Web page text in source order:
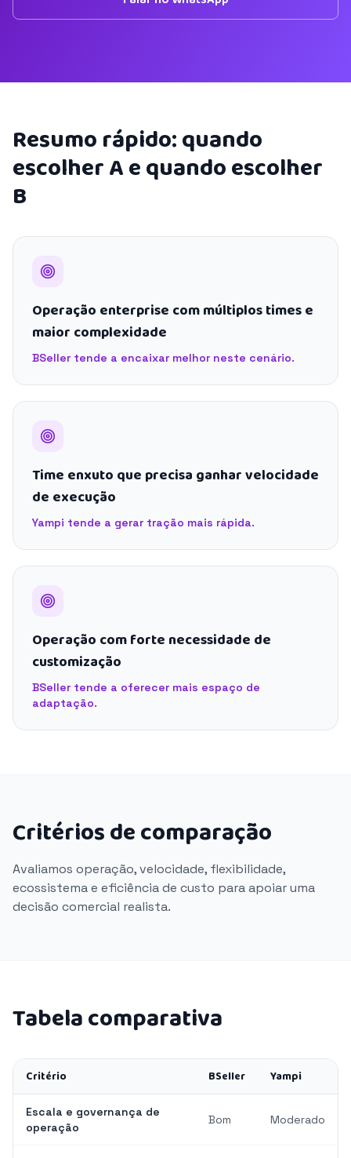
Resumo rápido: quando
escolher A e quando escolher
B
Operação enterprise com múltiplos times e
maior complexidade
BSeller tende a encaixar melhor neste cenário.
Time enxuto que precisa ganhar velocidade
de execução
Yampi tende a gerar tração mais rápida.
Operação com forte necessidade de
customização
BSeller tende a oferecer mais espaço de
adaptação.
Critérios de comparação
Avaliamos operação, velocidade, flexibilidade,
ecossistema e eficiência de custo para apoiar uma
decisão comercial realista.
Tabela comparativa
Critério BSeller Yampi
Escala e governança de
operação
Bom Moderado